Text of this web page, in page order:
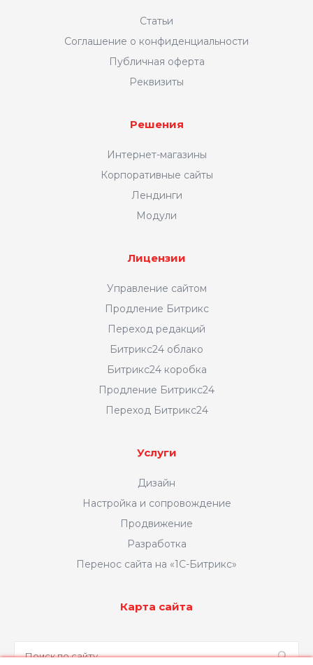
Статьи
Соглашение о конфиденциальности
Публичная оферта
Реквизиты
Решения
Интернет-магазины
Корпоративные сайты
Лендинги
Модули
Лицензии
Управление сайтом
Продление Битрикс
Переход редакций
Битрикс24 облако
Битрикс24 коробка
Продление Битрикс24
Переход Битрикс24
Услуги
Дизайн
Настройка и сопровождение
Продвижение
Разработка
Перенос сайта на «1С-Битрикс»
Карта сайта